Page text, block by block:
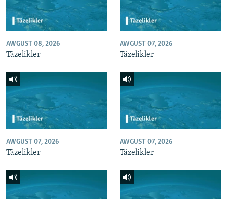
AWGUST 08, 2026
Täzelikler
AWGUST 07, 2026
Täzelikler
AWGUST 07, 2026
Täzelikler
AWGUST 07, 2026
Täzelikler